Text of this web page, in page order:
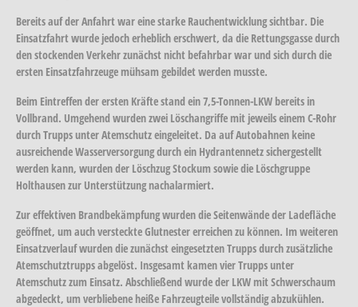
Bereits auf der Anfahrt war eine starke Rauchentwicklung sichtbar. Die
Einsatzfahrt wurde jedoch erheblich erschwert, da die Rettungsgasse durch
den stockenden Verkehr zunächst nicht befahrbar war und sich durch die
ersten Einsatzfahrzeuge mühsam gebildet werden musste.
Beim Eintreffen der ersten Kräfte stand ein 7,5-Tonnen-LKW bereits in
Vollbrand. Umgehend wurden zwei Löschangriffe mit jeweils einem C-Rohr
durch Trupps unter Atemschutz eingeleitet. Da auf Autobahnen keine
ausreichende Wasserversorgung durch ein Hydrantennetz sichergestellt
werden kann, wurden der Löschzug Stockum sowie die Löschgruppe
Holthausen zur Unterstützung nachalarmiert.
Zur effektiven Brandbekämpfung wurden die Seitenwände der Ladefläche
geöffnet, um auch versteckte Glutnester erreichen zu können. Im weiteren
Einsatzverlauf wurden die zunächst eingesetzten Trupps durch zusätzliche
Atemschutztrupps abgelöst. Insgesamt kamen vier Trupps unter
Atemschutz zum Einsatz. Abschließend wurde der LKW mit Schwerschaum
abgedeckt, um verbliebene heiße Fahrzeugteile vollständig abzukühlen.